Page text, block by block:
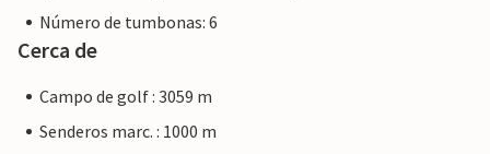
Número de tumbonas: 6
Cerca de
Campo de golf : 3059 m
Senderos marc. : 1000 m